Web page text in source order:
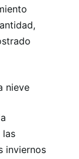
nieve
las
inviernos